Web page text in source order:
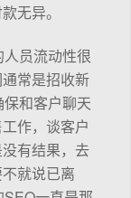
无异。
员流动性很
常是招收新
和客户聊天
作，谈客户
有结果，去
就说已离